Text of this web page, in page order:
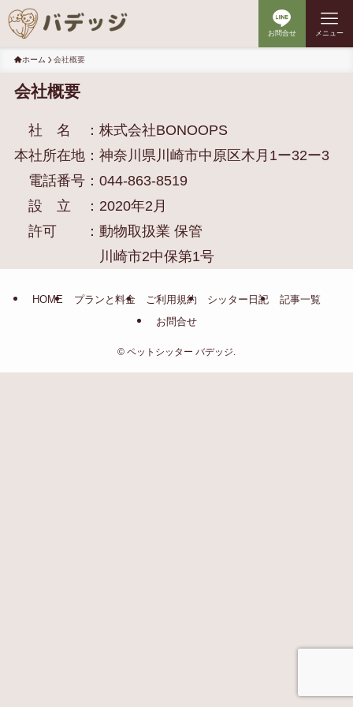
お問合せ メニュー
ホーム 会社概要
会社概要
社 名 ：株式会社BONOOPS
本社所在地：神奈川県川崎市中原区木月1ー32ー3
電話番号：044-863-8519
設 立 ：2020年2月
許可 ：動物取扱業 保管
川崎市2中保第1号
HOME プランと料金 ご利用規約 シッター日記
記事一覧
お問合せ
© ペットシッター バデッジ.